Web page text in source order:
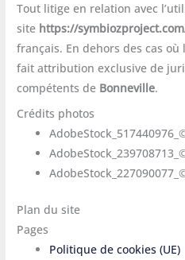
Tout litige en relation avec
site https://
français. En dehors des cas
fait attribution exclusive de
compétents de Bonneville.
Crédits photos
Plan du site
Pages
Politique de cookies (UE)